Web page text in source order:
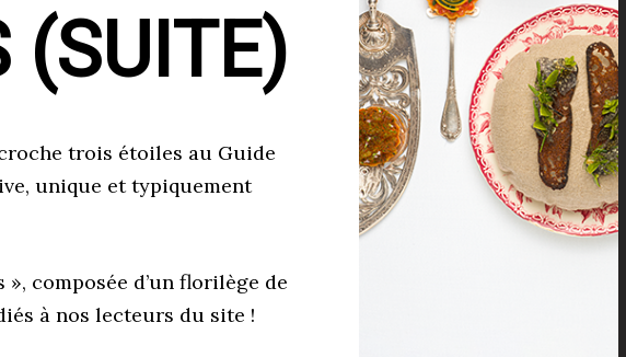
(SUITE)
trois étoiles au Guide
unique et typiquement
composée d’un florilège de
à nos lecteurs du site !